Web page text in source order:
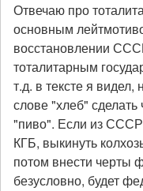
Отвечаю про
основным
восстановлении
тоталитарным
т.д. в тексте я
слове "хлеб"
"пиво". Если из СССР
КГБ, выкинуть
потом внести черты
безусловно, будет